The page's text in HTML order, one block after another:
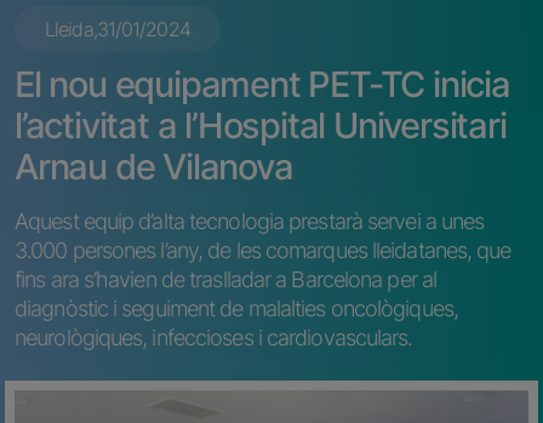
Lleida,31/01/2024
El nou equipament PET-TC inicia
l’activitat a l’Hospital Universitari
Arnau de Vilanova
Aquest equip d’alta tecnologia prestarà servei a unes
3.000 persones l’any, de les comarques lleidatanes, que
fins ara s’havien de traslladar a Barcelona per al
diagnòstic i seguiment de malalties oncològiques,
neurològiques, infeccioses i cardiovasculars.